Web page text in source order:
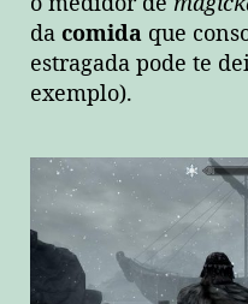
da comida que
estragada pode te
exemplo).